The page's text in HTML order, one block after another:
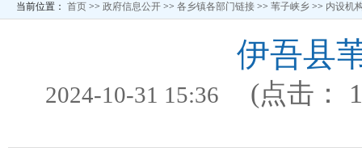
当前位置： 首页 >> 政府信息公开 >> 各乡镇各部门链接 >> 苇子峡乡 >> 内设机
伊吾县
2024-10-31 15:36 (点击：